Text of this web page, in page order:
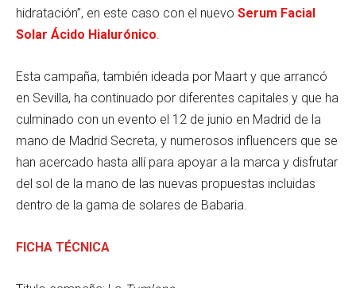
hidratación”, en este caso con el nuevo Serum Facial
Solar Ácido Hialurónico
Esta campaña, también ideada por Maart y que arrancó
en Sevilla, ha continuado por diferentes capitales y que ha
culminado con un evento el 12 de junio en Madrid de la
mano de Madrid Secreta, y numerosos influencers que se
han acercado hasta allí para apoyar a la marca y disfrutar
del sol de la mano de las nuevas propuestas incluidas
dentro de la gama de solares de Babaria.
FICHA TÉCNICA